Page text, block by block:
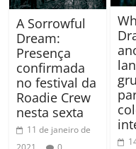
A Sorrowful
Dream:
Presença
confirmada
no festival da
Roadie Crew
nesta sexta
11 de janeiro de